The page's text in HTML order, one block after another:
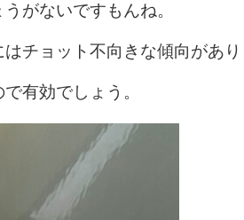
がないですもんね。
チョット不向きな傾向があ
有効でしょう。